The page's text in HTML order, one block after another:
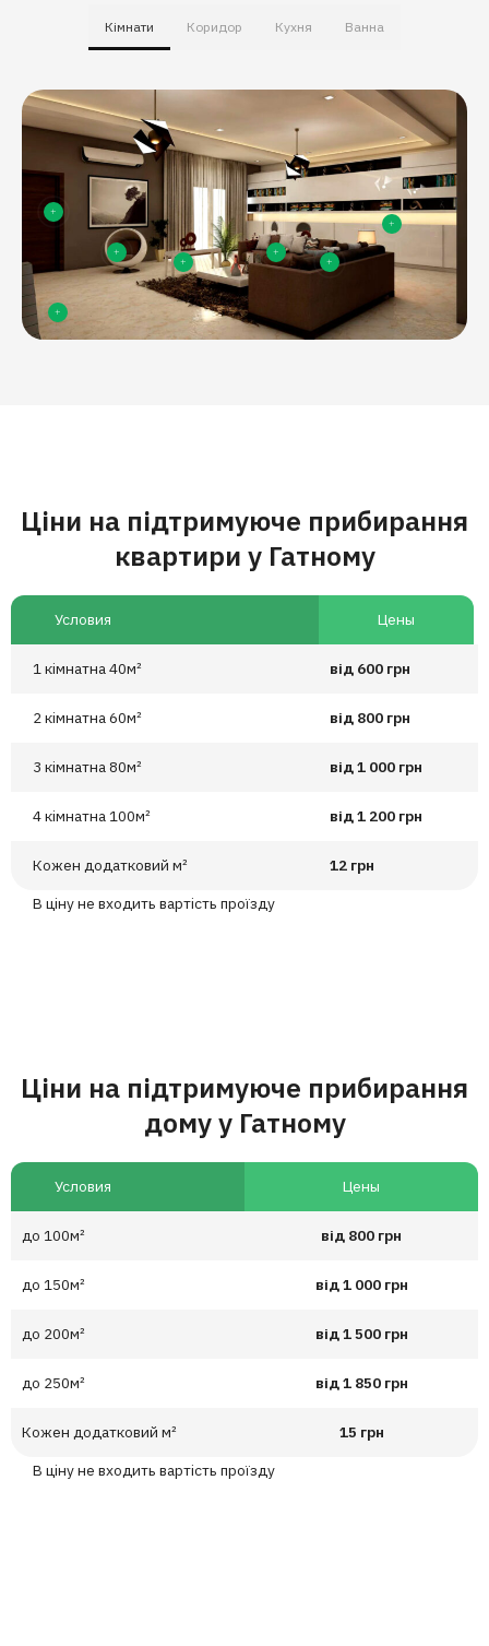
Кімнати Коридор Кухня Ванна
Ціни на підтримуюче прибирання
квартири у Гатному
Условия Цены
1 кімнатна 40м² від 600 грн
2 кімнатна 60м² від 800 грн
3 кімнатна 80м² від 1 000 грн
4 кімнатна 100м² від 1 200 грн
Кожен додатковий м²
12 грн
В ціну не входить вартість проїзду
Ціни на підтримуюче прибирання
дому у Гатному
Условия Цены
до 100м² від 800 грн
до 150м² від 1 000 грн
до 200м² від 1 500 грн
до 250м² від 1 850 грн
Кожен додатковий м²
15 грн
В ціну не входить вартість проїзду